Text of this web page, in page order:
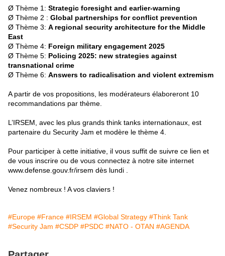
Ø Thème 1: Strategic foresight and earlier-warning
Ø Thème 2 : Global partnerships for conflict prevention
Ø Thème 3: A regional security architecture for the Middle
East
Ø Thème 4: Foreign military engagement 2025
Ø Thème 5: Policing 2025: new strategies against
transnational crime
Ø Thème 6: Answers to radicalisation and violent extremism
A partir de vos propositions, les modérateurs élaboreront 10
recommandations par thème.
L’IRSEM, avec les plus grands think tanks internationaux, est
partenaire du Security Jam et modère le thème 4.
Pour participer à cette initiative, il vous suffit de suivre ce lien et
de vous inscrire ou de vous connectez à notre site internet
www.defense.gouv.fr/irsem dès lundi .
Venez nombreux ! A vos claviers !
#Europe #France #IRSEM #Global Strategy #Think Tank
#Security Jam #CSDP #PSDC #NATO - OTAN #AGENDA